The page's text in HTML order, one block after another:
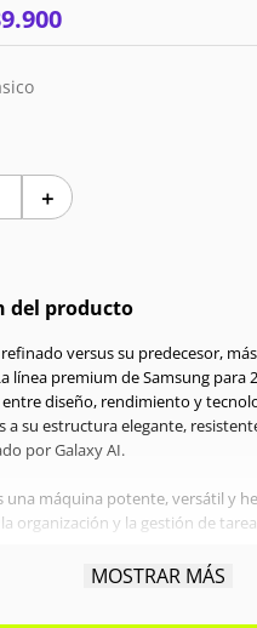
.900
＋
del producto
versus su predecesor,
línea premium de Samsung para
diseño, rendimiento y
a su estructura elegante,
por Galaxy AI.
una máquina potente, versátil y
organización y la gestión de
MOSTRAR MÁS